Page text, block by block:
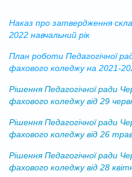
Наказ про затвердження
2022 навчальний рік
План роботи Педагогічної
фахового коледжу на 2021-
Рішення Педагогічної ради
фахового коледжу від 29
Рішення Педагогічної ради
фахового коледжу від 26
Рішення Педагогічної ради
фахового коледжу від 28